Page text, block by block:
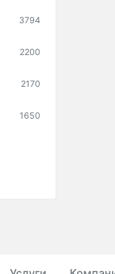
3794
2200
2170
1650